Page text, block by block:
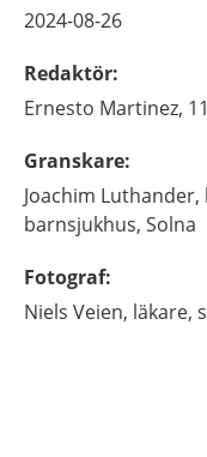
2024-08-26
Redaktör:
Ernesto Martinez,
Granskare:
Joachim Luthander,
barnsjukhus, Solna
Fotograf:
Niels Veien, läkare,